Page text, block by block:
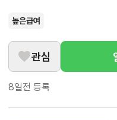
높은급여
관심
8일전 등록